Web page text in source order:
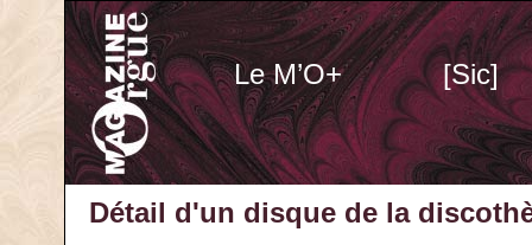
Le M’O+ [Sic]
Détail d'un disque de la